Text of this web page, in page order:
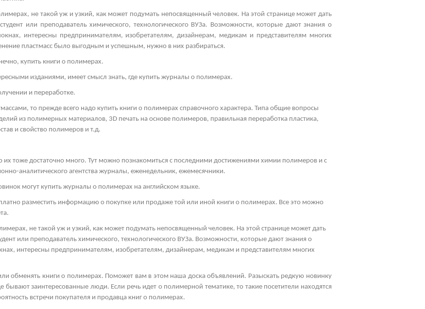
не такой уж и узкий, как может подумать непосвященный человек. На этой странице может дать
или преподаватель химического, технологического ВУЗа. Возможности, которые дают знания о
интересны предпринимателям, изобретателям, дизайнерам, медикам и представителям многих
пластмасс было выгодным и успешным, нужно в них разбираться.
купить книги о полимерах.
изданиями, имеет смысл знать, где купить журналы о полимерах.
и переработке.
то прежде всего надо купить книги о полимерах справочного характера. Типа общие вопросы
из полимерных материалов, 3D печать на основе полимеров, правильная переработка пластика,
и свойство полимеров и т.д.
их тоже достаточно много. Тут можно познакомиться с последними достижениями химии полимеров и с
аналитического агентства журналы, еженедельник, ежемесячники.
могут купить журналы о полимерах на английском языке.
разместить информацию о покупке или продаже той или иной книги о полимерах. Все это можно
не такой уж и узкий, как может подумать непосвященный человек. На этой странице может дать
или преподаватель химического, технологического ВУЗа. Возможности, которые дают знания о
интересны предпринимателям, изобретателям, дизайнерам, медикам и представителям многих
обменять книги о полимерах. Поможет вам в этом наша доска объявлений. Разыскать редкую новинку
бывают заинтересованные люди. Если речь идет о полимерной тематике, то такие посетители находятся
встречи покупателя и продавца книг о полимерах.